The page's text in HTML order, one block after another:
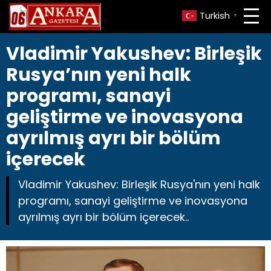
Turkish ▼
Vladimir Yakushev: Birleşik
Rusya’nın yeni halk
programı, sanayi
geliştirme ve inovasyona
ayrılmış ayrı bir bölüm
içerecek
Vladimir Yakushev: Birleşik Rusya'nın yeni halk
programı, sanayi geliştirme ve inovasyona
ayrılmış ayrı bir bölüm içerecek..